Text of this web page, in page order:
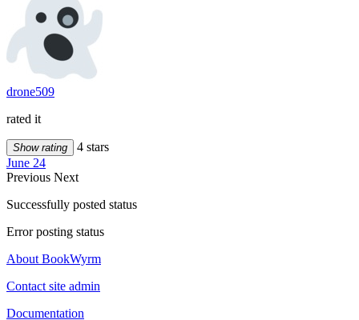
drone509
rated it
Show rating
4 stars
June 24
Previous Next
Successfully posted status
Error posting status
About BookWyrm
Contact site admin
Documentation